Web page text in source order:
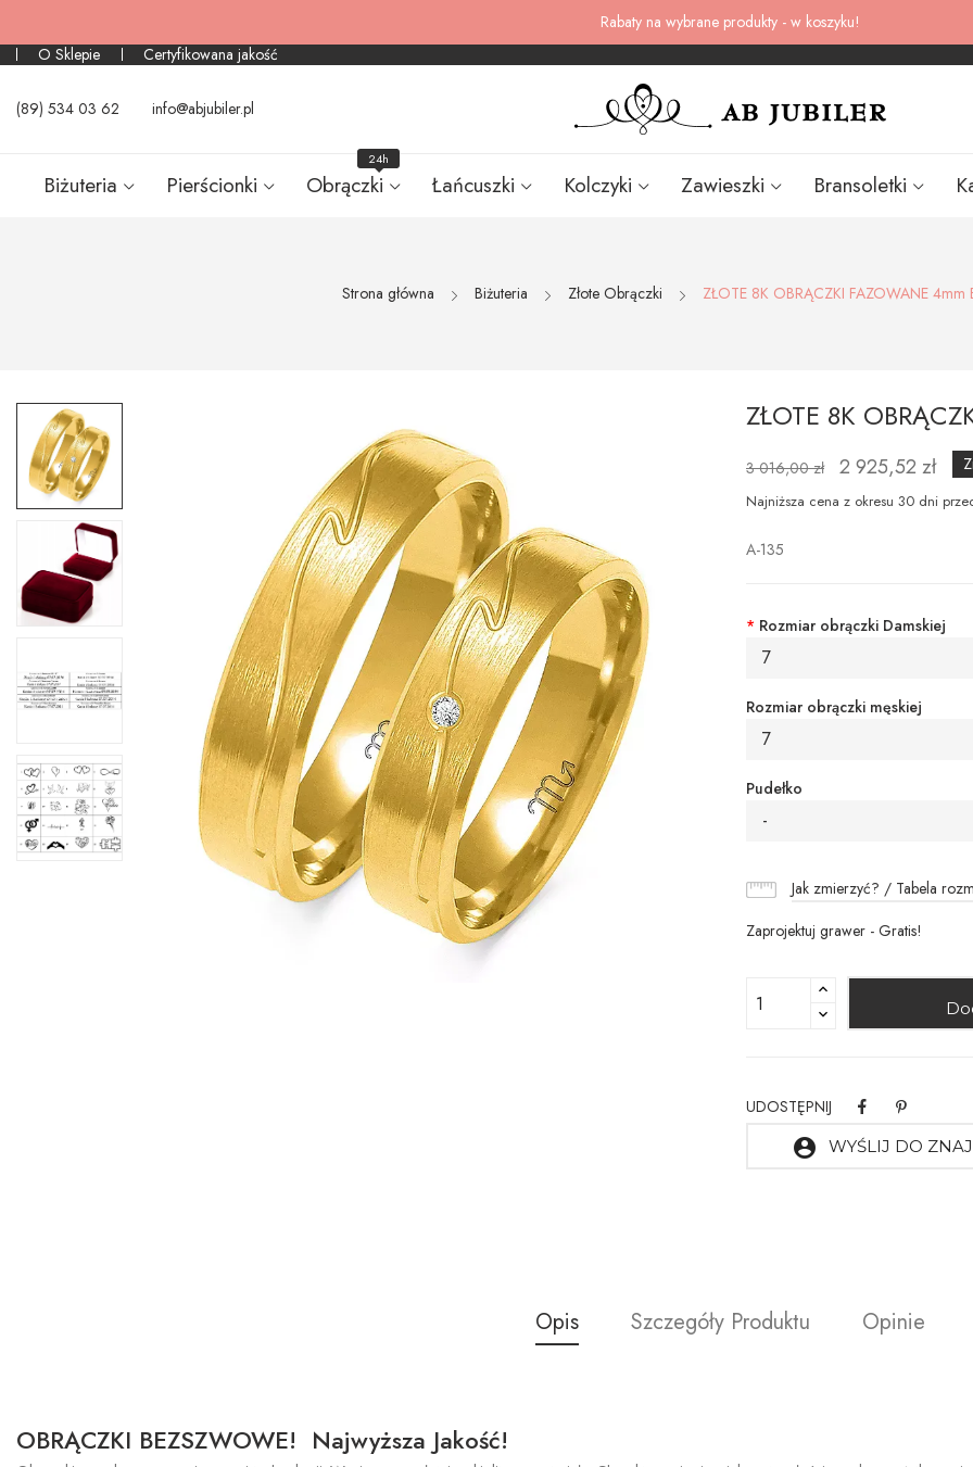
Rabaty na wybrane produkty - w koszyku!
O Sklepie
Certyfikowana jakość
(89) 534 03 62 info@abjubiler.pl
Biżuteria Pierścionki Obrączki
24h
Łańcuszki Kolczyki Zawieszki Bransoletki
Strona główna Biżuteria Złote Obrączki ZŁOTE 8K OBRĄCZKI FAZOWANE 4mm
ZŁOTE 8K
3 016,00 zł 2 925,52 zł
Najniższa cena z okresu 30 dni
A-135
* Rozmiar obrączki Damskiej
7
Rozmiar obrączki męskiej
7
Pudełko
-
Jak zmierzyć? / Tabela
Zaprojektuj grawer - Gratis!
UDOSTĘPNIJ
account_circle WYŚLIJ DO
Opis Szczegóły Produktu Opinie
OBRĄCZKI BEZSZWOWE! Najwyższa Jakość!